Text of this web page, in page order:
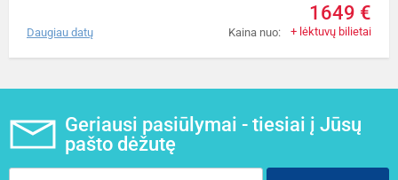
Kaina nuo:
1649 €
+ lėktuvų bilietai
Daugiau datų
Geriausi pasiūlymai - tiesiai į Jūsų
pašto dėžutę